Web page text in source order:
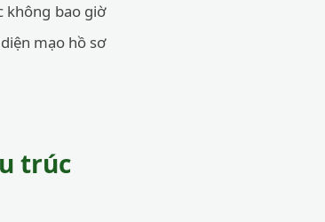
không bao giờ
mạo hồ sơ
trúc